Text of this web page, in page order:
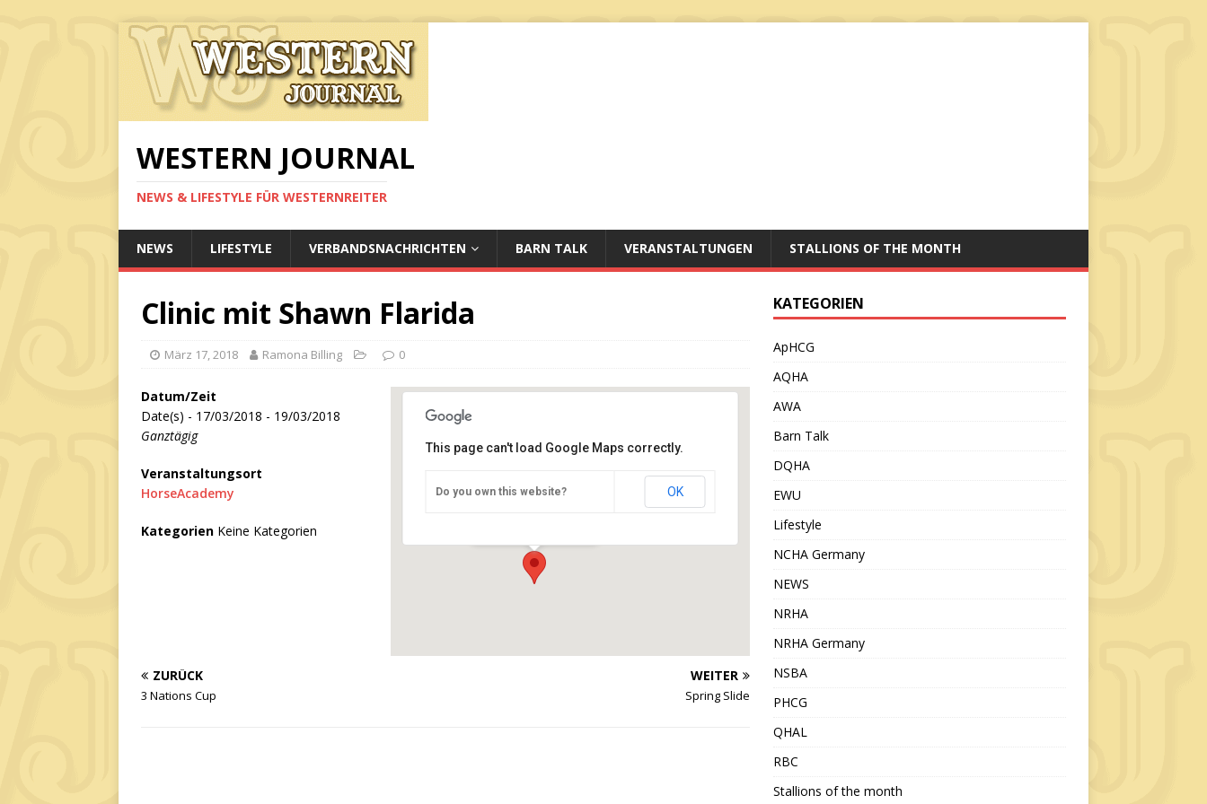
WESTERN JOURNAL
NEWS & LIFESTYLE FÜR WESTERNREITER
NEWS LIFESTYLE VERBANDSNACHRICHTEN BARN TALK VERANSTALTUNGEN STALLIONS OF THE MONTH
Clinic mit Shawn Flarida
März 17, 2018 Ramona Billing 0
HorseAcademy
This page can't load Google Maps correctly.
Do you own this website? OK
Datum/Zeit
Date(s) - 17/03/2018 - 19/03/2018
Ganztägig
Veranstaltungsort
HorseAcademy
Kategorien Keine Kategorien
ZURÜCK
3 Nations Cup
WEITER
Spring Slide
KATEGORIEN
ApHCG
AQHA
AWA
Barn Talk
DQHA
EWU
Lifestyle
NCHA Germany
NEWS
NRHA
NRHA Germany
NSBA
PHCG
QHAL
RBC
Stallions of the month